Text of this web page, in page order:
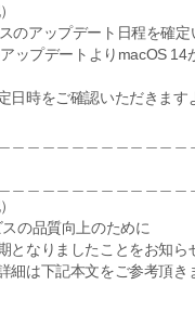
のアップデート日程を確定
ップデートよりmacOS 14
日時をご確認いただきます
の品質向上のために
となりましたことをお知ら
細は下記本文をご参考頂き